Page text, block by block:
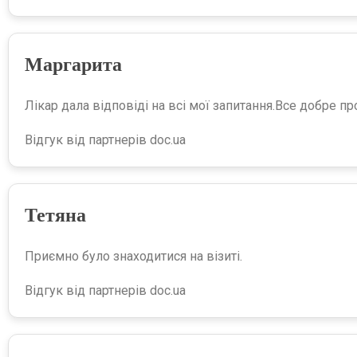
Маргарита
Лікар дала відповіді на всі мої запитання.Все добре
Відгук від партнерів doc.ua
Тетяна
Приємно було знаходитися на візиті.
Відгук від партнерів doc.ua